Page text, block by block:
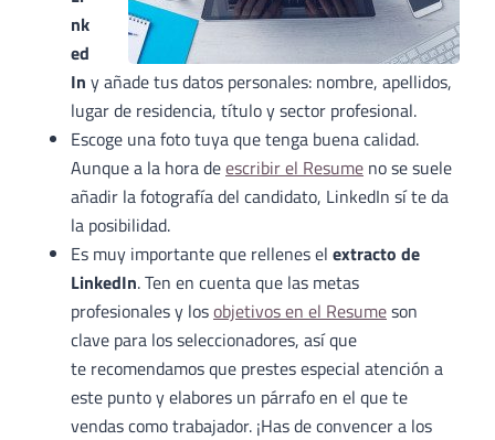
nk
ed
In y añade tus datos personales: nombre, apellidos,
lugar de residencia, título y sector profesional.
Escoge una foto tuya que tenga buena calidad.
Aunque a la hora deescribir el Resume no se suele
añadir la fotografía del candidato, LinkedIn sí te da
la posibilidad.
Es muy importante que rellenes el extracto de
LinkedIn. Ten en cuenta que las metas
profesionales y losobjetivos en el Resumeson
clave para los seleccionadores, así que
te recomendamos que prestes especial atención a
este punto y elabores un párrafo en el que te
vendas como trabajador. ¡Has de convencer a los